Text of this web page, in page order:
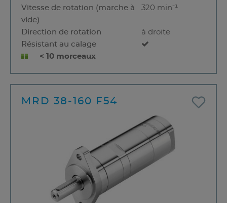
Vitesse de rotation (marche à
vide)
320 min⁻¹
Direction de rotation
à droite
Résistant au calage
< 10 morceaux
MRD 38-160 F54